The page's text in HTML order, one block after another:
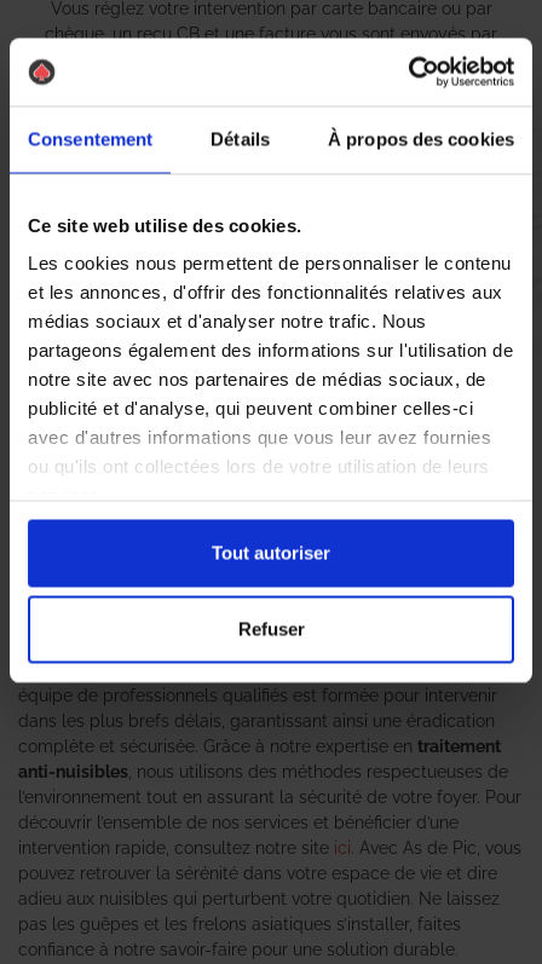
Consentement Détails À propos des cookies
Ce site web utilise des cookies.
Les cookies nous permettent de personnaliser le contenu
et les annonces, d'offrir des fonctionnalités relatives aux
médias sociaux et d'analyser notre trafic. Nous
partageons également des informations sur l'utilisation de
notre site avec nos partenaires de médias sociaux, de
publicité et d'analyse, qui peuvent combiner celles-ci
avec d'autres informations que vous leur avez fournies
ou qu'ils ont collectées lors de votre utilisation de leurs
Tout autoriser
Refuser
Vous réglez votre intervention par carte bancaire ou par
chèque, un reçu CB et une facture vous sont envoyés par
Vous recevez une demande d’évaluation de votre expérience
avec l’équipe AS DE PIC.
Nous avons pensé à tout
un problème denid de guêpesou defrelons asiatiques, il est
essentiel d’agir sans tarder. Ces nuisibles peuvent non
représenter un danger pour votre sécurité. L’agence As de Pic
expert en destruction de nid de
efficaces pour éradiquer ces insectes indésirables. Notre
équipe de professionnels qualifiés est formée pour intervenir
dans les plus brefs délais, garantissant ainsi une éradication
complète et sécurisée. Grâce à notre expertise en traitement
anti-nuisibles , nous utilisons des méthodes respectueuses de
l’environnement tout en assurant la sécurité de votre foyer. Pour
découvrir l’ensemble de nos services et bénéficier d’une
intervention rapide, consultez notre site ici . Avec As de Pic, vous
pouvez retrouver la sérénité dans votre espace de vie et dire
adieu aux nuisibles qui perturbent votre quotidien. Ne laissez
pas les guêpes et les frelons asiatiques s’installer, faites
confiance à notre savoir-faire pour une solution durable.